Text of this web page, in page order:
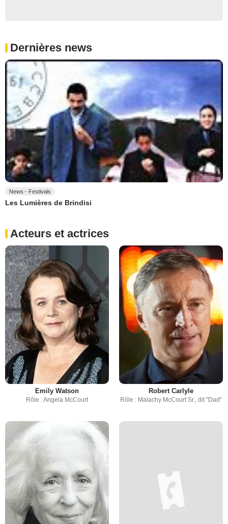
Dernières news
News - Festivals
Les Lumières de Brindisi
Acteurs et actrices
Emily Watson
Rôle : Angela McCourt
Robert Carlyle
Rôle : Malachy McCourt Sr., dit "Dad"